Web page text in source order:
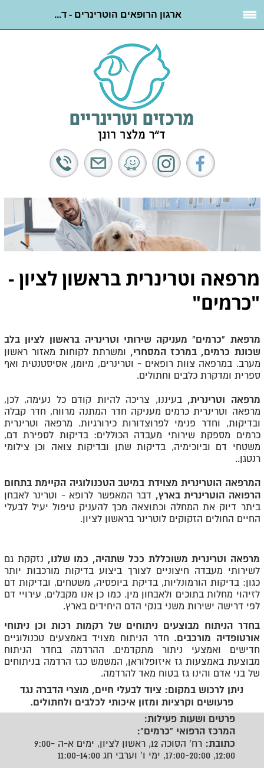
ארגון הרופאים הוטרינרים - ד...
מרפאה וטרינרית בראשון לציון -
"כרמים"
מרפאת "כרמים" מעניקה שירותי וטרינריה בראשון לציון בלב
שכונת כרמים, במרכז המסחרי, ומשרתת לקוחות מאזור ראשון
מערב. במרפאה צוות רופאים - וטרינרים, מיומן, אסיסטנטית ואף
ספרית ומדקרת כלבים וחתולים.
מרפאה וטרינרית, בעיננו, צריכה להיות קודם כל נעימה, לכן,
מרפאה וטרינרית כרמים מעניקה חדר המתנה מרווח, חדר קבלה
ובדיקות, וחדר פנימי לפרוצדורות כירורגיות. מרפאה וטרינרית
כרמים מספקת שירותי מעבדה הכוללים: בדיקות לספירת דם,
משטחי דם וביוכימיה, בדיקות שתן ובדיקות צואה וכן צילומי
רנטגן..
המרפאה הוטרינרית מצוידת במיטב הטכנולוגיה הקיימת בתחום
הרפואה הוטרינרית בארץ, דבר המאפשר לרופא - וטרינר לאבחן
ביתר דיוק את המחלה וכתוצאה מכך להעניק טיפול יעיל לבעלי
החיים החולים הזקוקים לוטרינר בראשון לציון.
מרפאה וטרינרית משוכללת ככל שתהיה, כמו שלנו, נזקקת גם
לשירותי מעבדה חיצוניים לצורך ביצוע בדיקות מורכבות יותר
כגון: בדיקות הורמונליות, בדיקת ביופסיה, משטחים, ובדיקות דם
לזיהוי מחלות בתוכים ולאבחון מין. כמו כן אנו מקבלים, עירויי דם
לפי דרישה ישירות משני בנקי הדם היחידים בארץ.
בחדר הניתוח מבוצעים ניתוחים של רקמות רכות וכן ניתוחי
אורטופדיה מורכבים. חדר הניתוח מצויד באמצעים טכנולוגיים
חדישים ואמצעי ניתור מתקדמים. ההרדמה בחדר הניתוח
מבוצעת באמצעות גז איזופלוראן, המשמש כגז הרדמה בניתוחים
של בני אדם והינו גז בטוח מאד להרדמה.
ניתן לרכוש במקום: ציוד לבעלי חיים, מוצרי הדברה נגד
פרעושים וקרציות ומזון איכותי לכלבים ולחתולים.
פרטים ושעות פעילות:
המרכז הרפואי "כרמים":
כתובת:
רח' הסוכה 12, ראשון לציון, ימים א-ה 9:00-
12:00, 17:00-20:00, ימי ו' וערבי חג 11:00-14:00